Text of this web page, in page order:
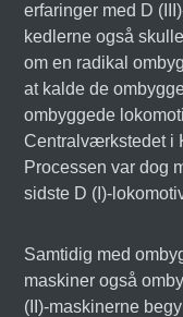
erfaringer med D
kedlerne også
om en radikal
at kalde de
ombyggede
Centralværkstedet i
Processen var dog
sidste D (I)-
Samtidig med
maskiner også
(II)-maskinerne